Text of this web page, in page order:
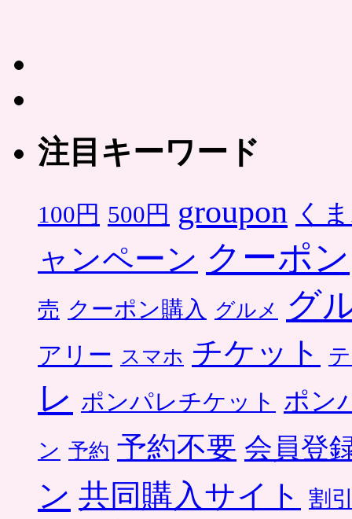
注目キーワード
100円 500円 groupon く
ャンペーン クーポン
売 クーポン購入 グルメ グ
アリー スマホ チケット
レ ポンパレチケット ポン
ン 予約 予約不要 会員登
ン 共同購入サイト 割